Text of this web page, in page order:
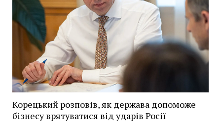
Корецький розповів, як держава допоможе
бізнесу врятуватися від ударів Росії